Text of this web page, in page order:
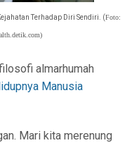
Terhadap Diri Sendiri. (Foto:
almarhumah
Manusia
Mari kita merenung